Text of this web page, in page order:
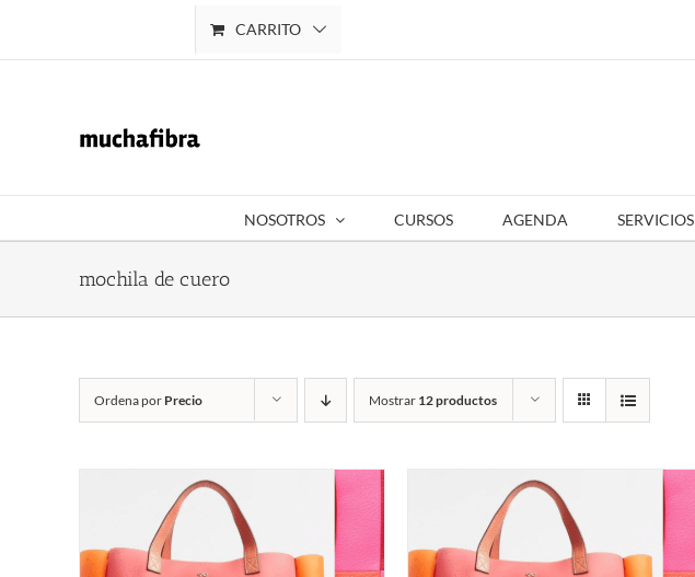
CARRITO
NOSOTROS CURSOS AGENDA SERVICIOS
mochila de cuero
Ordena por Precio Mostrar 12 productos